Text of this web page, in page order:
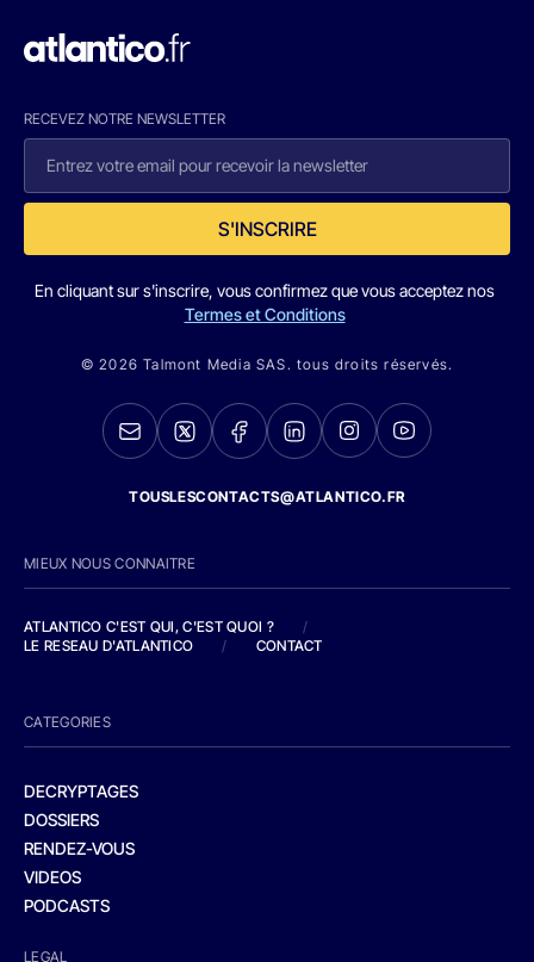
RECEVEZ NOTRE NEWSLETTER
S'INSCRIRE
En cliquant sur s'inscrire, vous confirmez que vous acceptez nos
Termes et Conditions
© 2026 Talmont Media SAS. tous droits réservés.
TOUSLESCONTACTS@ATLANTICO.FR
MIEUX NOUS CONNAITRE
ATLANTICO C'EST QUI, C'EST QUOI ?
/
LE RESEAU D'ATLANTICO
/ CONTACT
CATEGORIES
DECRYPTAGES
DOSSIERS
RENDEZ-VOUS
VIDEOS
PODCASTS
LEGAL